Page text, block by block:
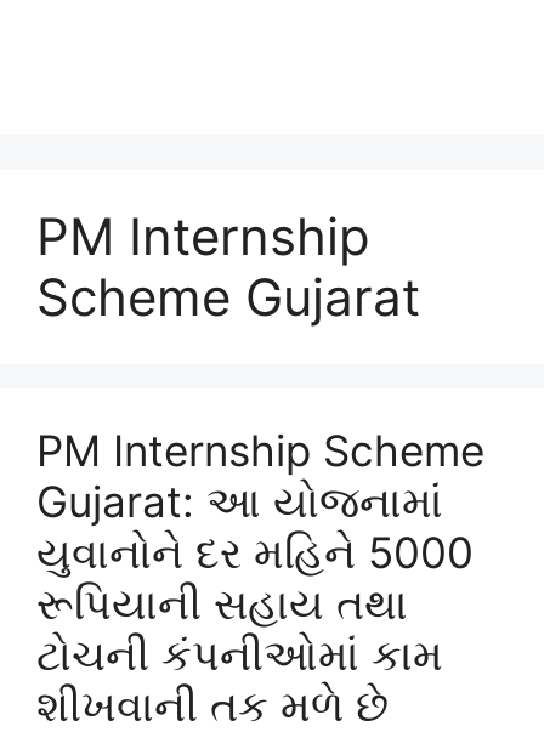
PM Internship
Scheme Gujarat
PM Internship Scheme
Gujarat: આ યોજનામાં
યુવાનોને દર મહિને 5000
રૂપિયાની સહાય તથા
ટોચની કંપનીઓમાં કામ
શીખવાની તક મળે છે